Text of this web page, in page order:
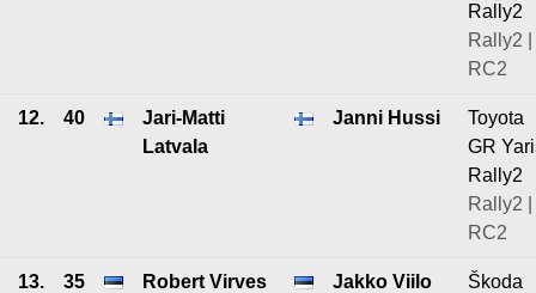
Rally2
Rally2 |
RC2
12. 40
Jari-Matti
Latvala
Janni Hussi
Toyota
GR
Rally2
Rally2 |
RC2
13. 35 Robert Virves Jakko Viilo
Škoda